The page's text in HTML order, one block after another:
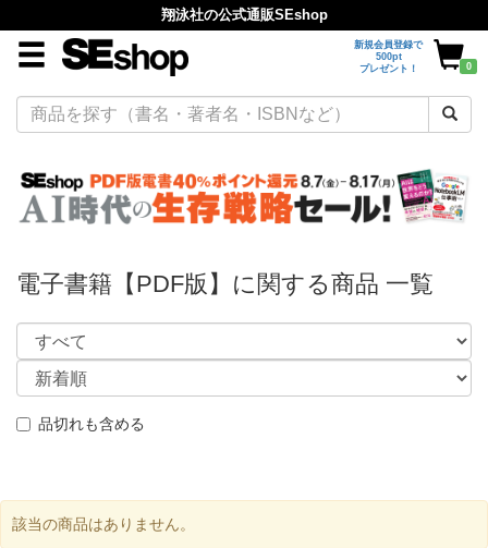
翔泳社の公式通販SEshop
新規会員登録で
500pt
プレゼント！
0
電子書籍【PDF版】に関する商品 一覧
品切れも含める
該当の商品はありません。